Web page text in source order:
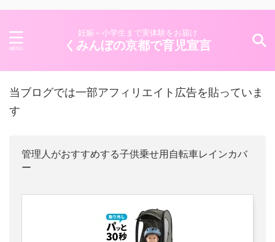
妊娠～小学生まで実体験をお届け
くみんぼの京都で育児宣言
当ブログでは一部アフィリエイト広告を貼っていま
す
管理人がおすすめする子供乗せ用自転車レインカバ
ー